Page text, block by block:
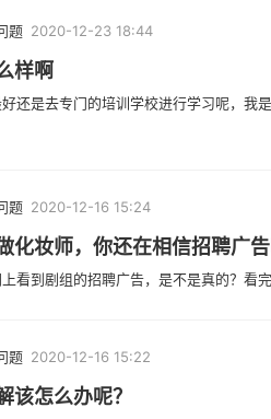
题 2020-12-23 18:44
样啊
还是去专门的培训学校进行学习呢，我
题 2020-12-16 15:24
化妆师，你还在相信招聘广告
看到剧组的招聘广告，是不是真的？看
题 2020-12-16 15:22
该怎么办呢？